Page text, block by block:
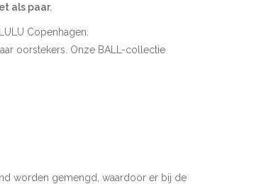
als paar.
Copenhagen.
oorstekers. Onze BALL-collectie
worden gemengd, waardoor er bij de